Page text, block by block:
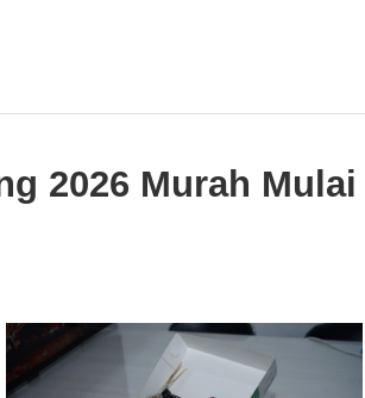
2026 Murah Mulai